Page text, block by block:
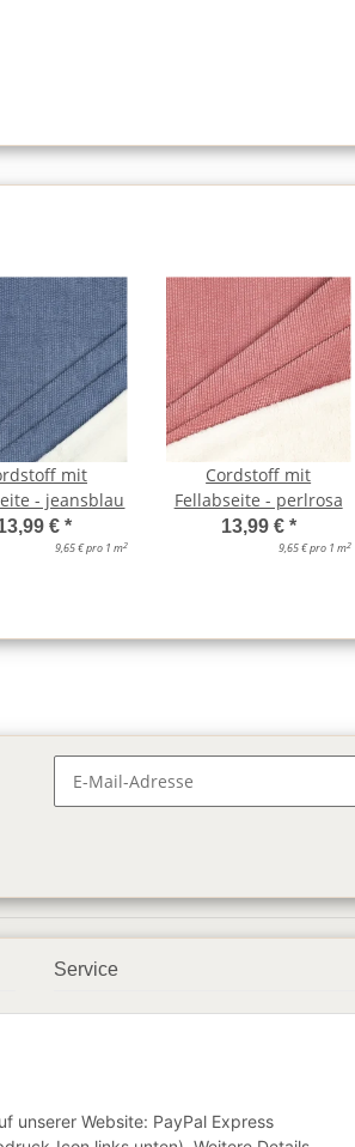
mit
- jeansblau
€*
9,65 € pro 1 m2
Cordstoff mit
Fellabseite - perlrosa
13,99 € *
9,65 € pro 1 m2
Service
unserer Website: PayPal Express